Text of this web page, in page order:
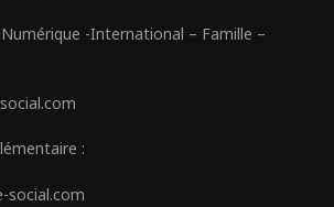
-International – Famille –
:
social.com